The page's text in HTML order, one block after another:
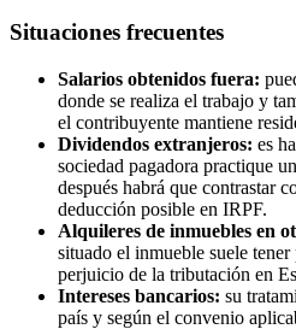
Situaciones frecuentes
Salarios obtenidos fuera:
donde se realiza el trabajo y
el contribuyente mantiene
Dividendos extranjeros: es
sociedad pagadora practique
después habrá que contrastar
deducción posible en IRPF.
Alquileres de inmuebles en
situado el inmueble suele
perjuicio de la tributación en
Intereses bancarios: su
país y según el convenio